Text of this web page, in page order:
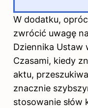
W dodatku,
zwrócić uwagę
Dziennika Ustaw
Czasami, kiedy
aktu,
znacznie
stosowanie słów